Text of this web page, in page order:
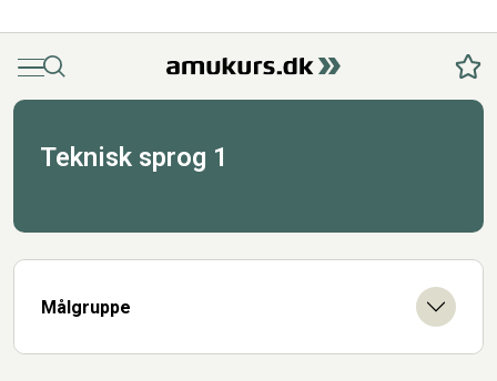
MenuSøg
Teknisk sprog 1
Målgruppe